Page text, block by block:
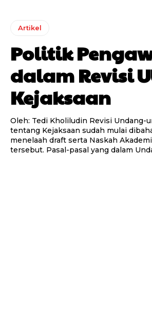
Artikel
Politik
dalam Revisi
Kejaksaan
Oleh: Tedi Kholiludin Revisi Undang-undang 16/2004
tentang Kejaksaan sudah mulai
menelaah draft serta Naskah
tersebut. Pasal-pasal yang dalam